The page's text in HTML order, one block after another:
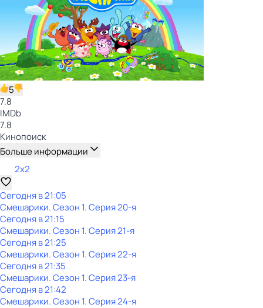
5
7.8
IMDb
7.8
Кинопоиск
Больше информации
2x2
Сегодня в 21:05
Смешарики. Сезон 1. Серия 20-я
Сегодня в 21:15
Смешарики. Сезон 1. Серия 21-я
Сегодня в 21:25
Смешарики. Сезон 1. Серия 22-я
Сегодня в 21:35
Смешарики. Сезон 1. Серия 23-я
Сегодня в 21:42
Смешарики. Сезон 1. Серия 24-я